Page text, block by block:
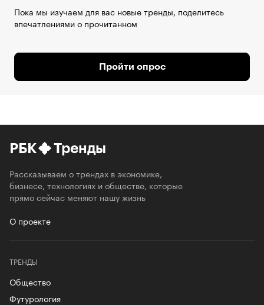
Пока мы изучаем для вас новые тренды, поделитесь
впечатлениями о прочитанном
Пройти опрос
РБК Тренды
Рассказываем о трендах в экономике,
бизнесе, технологиях и обществе, которые
прямо сейчас меняют нашу жизнь
О проекте
ТРЕНДЫ
Общество
Футурология